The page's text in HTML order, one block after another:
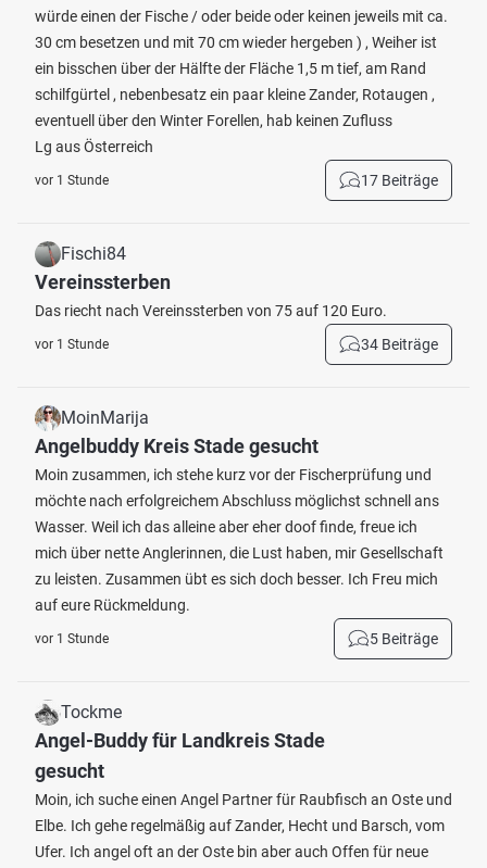
würde einen der Fische / oder beide oder keinen jeweils mit ca.
30 cm besetzen und mit 70 cm wieder hergeben ) , Weiher ist
ein bisschen über der Hälfte der Fläche 1,5 m tief, am Rand
schilfgürtel , nebenbesatz ein paar kleine Zander, Rotaugen ,
eventuell über den Winter Forellen, hab keinen Zufluss
Lg aus Österreich
vor 1 Stunde 17 Beiträge
Fischi84
Vereinssterben
Das riecht nach Vereinssterben von 75 auf 120 Euro.
vor 1 Stunde 34 Beiträge
MoinMarija
Angelbuddy Kreis Stade gesucht
Moin zusammen, ich stehe kurz vor der Fischerprüfung und
möchte nach erfolgreichem Abschluss möglichst schnell ans
Wasser. Weil ich das alleine aber eher doof finde, freue ich
mich über nette Anglerinnen, die Lust haben, mir Gesellschaft
zu leisten. Zusammen übt es sich doch besser. Ich Freu mich
auf eure Rückmeldung.
vor 1 Stunde 5 Beiträge
Tockme
Angel-Buddy für Landkreis Stade
gesucht
Moin, ich suche einen Angel Partner für Raubfisch an Oste und
Elbe. Ich gehe regelmäßig auf Zander, Hecht und Barsch, vom
Ufer. Ich angel oft an der Oste bin aber auch Offen für neue